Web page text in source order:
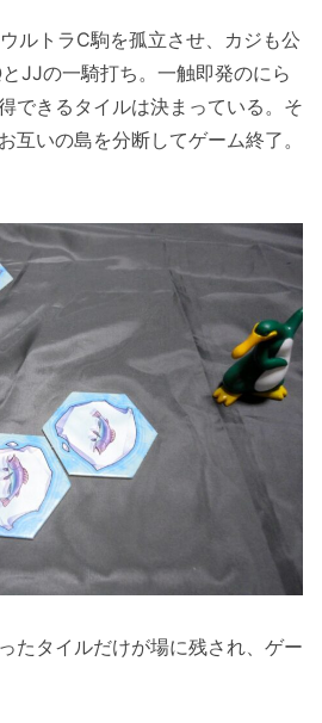
ルトラC駒を孤立させ、カジも公
JJの一騎打ち。一触即発のにら
できるタイルは決まっている。そ
互いの島を分断してゲーム終了。
たタイルだけが場に残され、ゲー